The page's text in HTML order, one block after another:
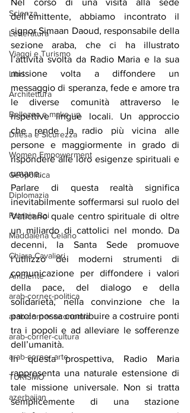
Scienza
Letteratura
Viaggi e Turismo
Libri
Architettura
Bellezza e make up
Difesa e Sicurezza
Women Empowerment
Geopolitica
Diplomazia
Patrizia Boi
Maddalena Celano
Chiara Cavalieri
Ambiente
arab-corner-politica
arab-corner-economia
arab-corner-cultura
arab-corner-arte
TURISMO
azerbaijan
dell’emittente, abbiamo incontrato il
signor Simaan Daoud, responsabile della
sezione araba, che ci ha illustrato
l’attività svolta da Radio Maria e la sua
missione volta a diffondere un
messaggio di speranza, fede e amore tra
le diverse comunità attraverso le
rispettive lingue locali. Un approccio
che rende la radio più vicina alle
persone e maggiormente in grado di
rispondere alle loro esigenze spirituali e
umane.
Parlare di questa realtà significa
inevitabilmente soffermarsi sul ruolo del
Vaticano quale centro spirituale di oltre
un miliardo di cattolici nel mondo. Da
decenni, la Santa Sede promuove
l’utilizzo dei moderni strumenti di
comunicazione per diffondere i valori
della pace, del dialogo e della
solidarietà, nella convinzione che la
parola possa contribuire a costruire ponti
tra i popoli e ad alleviare le sofferenze
dell’umanità.
In questa prospettiva, Radio Maria
rappresenta una naturale estensione di
tale missione universale. Non si tratta
semplicemente di una stazione